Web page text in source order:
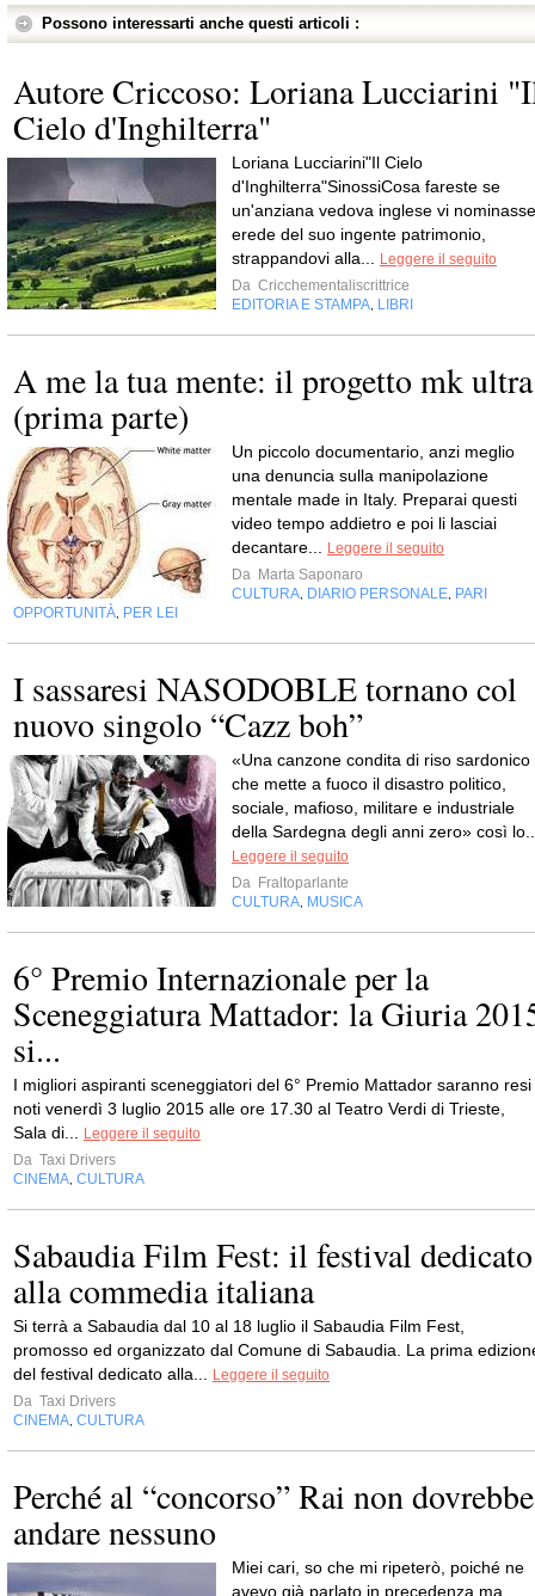
Possono interessarti anche questi articoli :
Autore Criccoso: Loriana Lucciarini
Cielo d'Inghilterra"
Loriana Lucciarini"Il Cielo
d'Inghilterra"SinossiCosa fareste se
un'anziana vedova inglese vi nominasse
erede del suo ingente patrimonio,
strappandovi alla...
Leggere il seguito
Da Cricchementaliscrittrice
EDITORIA E STAMPA LIBRI
A me la tua mente: il progetto mk ultra
(prima parte)
Un piccolo documentario, anzi meglio
una denuncia sulla manipolazione
mentale made in Italy. Preparai questi
video tempo addietro e poi li lasciai
decantare...
Leggere il seguito
Da Marta Saponaro
CULTURA DIARIO PERSONALE PARI
OPPORTUNITÀ PER LEI
I sassaresi NASODOBLE tornano col
nuovo singolo “Cazz boh”
«Una canzone condita di riso sardonico
che mette a fuoco il disastro politico,
sociale, mafioso, militare e industriale
della Sardegna degli anni zero» così
Leggere il seguito
Da Fraltoparlante
CULTURA MUSICA
6° Premio Internazionale per la
Sceneggiatura Mattador: la Giuria
si...
I migliori aspiranti sceneggiatori del 6° Premio Mattador saranno resi
noti venerdì 3 luglio 2015 alle ore 17.30 al Teatro Verdi di Trieste,
Sala di...
Leggere il seguito
Da Taxi Drivers
CINEMA CULTURA
Sabaudia Film Fest: il festival dedicato
alla commedia italiana
Si terrà a Sabaudia dal 10 al 18 luglio il Sabaudia Film Fest,
promosso ed organizzato dal Comune di Sabaudia. La prima
del festival dedicato alla...
Leggere il seguito
Da Taxi Drivers
CINEMA CULTURA
Perché al “concorso” Rai non dovrebbe
andare nessuno
Miei cari, so che mi ripeterò, poiché ne
avevo già parlato in precedenza ma